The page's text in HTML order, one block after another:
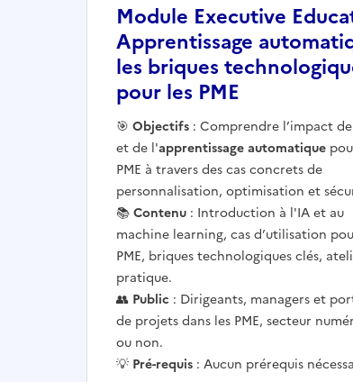
Module Executive
Apprentissage
les briques
pour les PME
Ouvre une nouvelle
🎯Objectifs : Comprendre l’impact
et de l'apprentissage automatique
PME à travers des cas concrets de
personnalisation, optimisation et
📚Contenu : Introduction à l'IA et au
machine learning, cas d’utilisation
PME, briques technologiques clés,
pratique.
👥 Public : Dirigeants, managers et
de projets dans les PME, secteur
ou non.
💡 Pré-requis : Aucun prérequis